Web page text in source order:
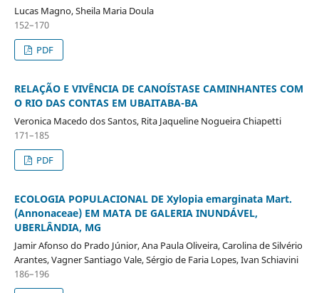
Lucas Magno, Sheila Maria Doula
152–170
PDF
RELAÇÃO E VIVÊNCIA DE CANOÍSTASE CAMINHANTES COM
O RIO DAS CONTAS EM UBAITABA-BA
Veronica Macedo dos Santos, Rita Jaqueline Nogueira Chiapetti
171–185
PDF
ECOLOGIA POPULACIONAL DE Xylopia emarginata Mart.
(Annonaceae) EM MATA DE GALERIA INUNDÁVEL,
UBERLÂNDIA, MG
Jamir Afonso do Prado Júnior, Ana Paula Oliveira, Carolina de Silvério
Arantes, Vagner Santiago Vale, Sérgio de Faria Lopes, Ivan Schiavini
186–196